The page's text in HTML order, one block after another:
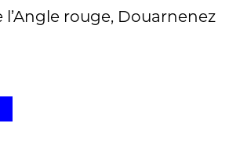
l’Angle rouge, Douarnenez